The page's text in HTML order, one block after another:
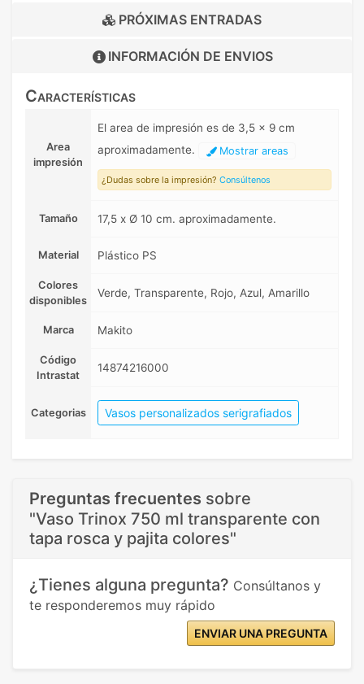
PRÓXIMAS ENTRADAS
INFORMACIÓN DE ENVIOS
Características
Area
impresión
El area de impresión es de 3,5 x 9 cm
aproximadamente.
Mostrar areas
¿Dudas sobre la impresión? Consúltenos
Tamaño 17,5 x Ø 10 cm. aproximadamente.
Material Plástico PS
Colores
disponibles
Verde, Transparente, Rojo, Azul, Amarillo
Marca Makito
Código
Intrastat
14874216000
Categorias Vasos personalizados serigrafiados
Preguntas frecuentes sobre
"Vaso Trinox 750 ml transparente con
tapa rosca y pajita colores"
¿Tienes alguna pregunta? Consúltanos y
te responderemos muy rápido
ENVIAR UNA PREGUNTA